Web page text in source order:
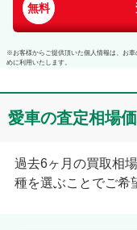
無料
※お客様からご提供頂いた個人情報は、お
めに利用いたします。
愛車の査定相場
過去6ヶ月の買取相
種を選ぶことでご希